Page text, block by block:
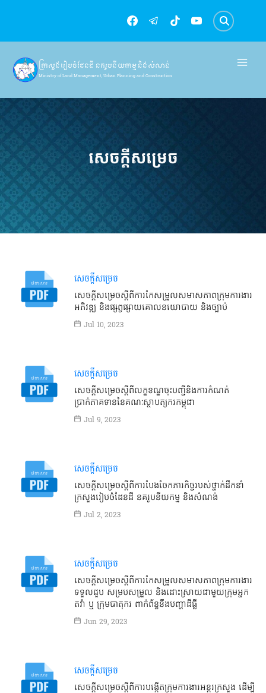
content
ក្រសួងរៀបចំដែនដី នគរូបនីយកម្ម និងសំណង់
Ministry of Land Management, Urban Planning and Construction
សេចក្តីសម្រេច
សេចក្តីសម្រេច
សេចក្ដីសម្រេចស្ដីពីការកែសម្រួលសមាសភាពក្រុមការងារ
អភិវឌ្ឍ និងផ្សព្វផ្សាយគោលនយោបាយ និងច្បាប់
Jul 10, 2023
សេចក្តីសម្រេច
សេចក្ដីសម្រេចស្ដីពីលក្ខខណ្ឌចុះបញ្ជីនិងការកំណត់
ប្រាក់ភាគទាននៃគណៈស្ថាបត្យករកម្ពុជា
Jul 9, 2023
សេចក្តីសម្រេច
សេចក្តីសម្រេចស្តីពីការបែងចែកភារកិច្ចរបស់ថ្នាក់ដឹកនាំ
ក្រសួងរៀបចំដែនដី នគរូបនីយកម្ម និងសំណង់
Jul 2, 2023
សេចក្តីសម្រេច
សេចក្ដីសម្រេចស្ដីពីការកែសម្រួលសមាសភាពក្រុមការងារ
ទទួលជួប សម្របសម្រួល និងដោះស្រាយជាមួយក្រុមអ្នក
តវ៉ា ឬ ក្រុមបាតុករ ពាក់ព័ន្ធនឹងបញ្ហាដីធ្លី
Jun 29, 2023
សេចក្តីសម្រេច
សេចក្ដីសម្រេចស្ដីពីការបង្កើតក្រុមការងារអន្តរក្រសួង ដើម្បី